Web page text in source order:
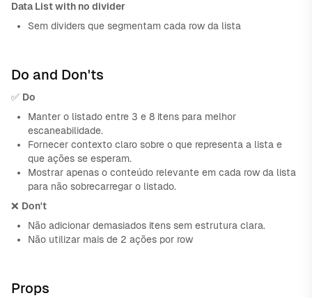
Data List with no divider
Sem dividers que segmentam cada row da lista
Do and Don'ts
✅ Do
Manter o listado entre 3 e 8 itens para melhor
escaneabilidade.
Fornecer contexto claro sobre o que representa a lista e
que ações se esperam.
Mostrar apenas o conteúdo relevante em cada row da lista
para não sobrecarregar o listado.
❌ Don't
Não adicionar demasiados itens sem estrutura clara.
Não utilizar mais de 2 ações por row
Props